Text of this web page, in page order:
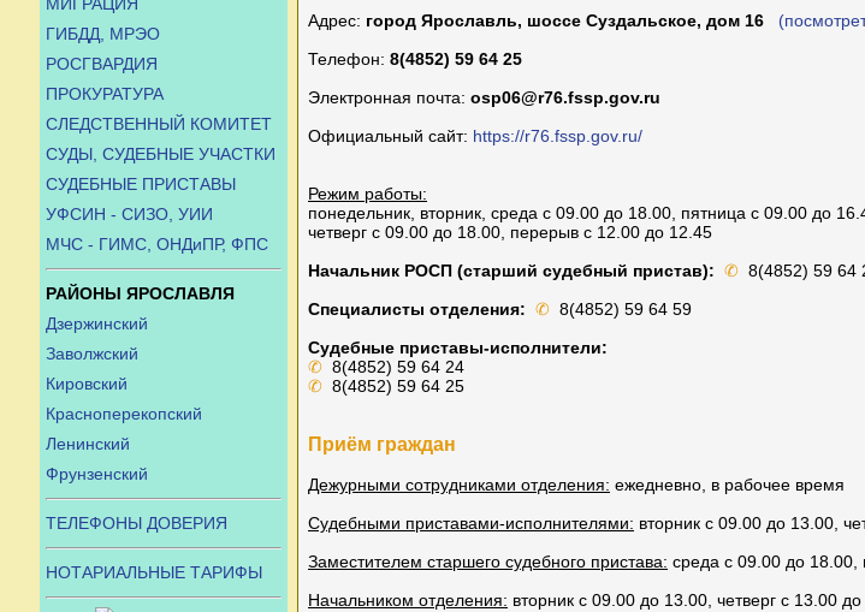
ГИБДД, МРЭО
РОСГВАРДИЯ
ПРОКУРАТУРА
СЛЕДСТВЕННЫЙ КОМИТЕТ
СУДЫ, СУДЕБНЫЕ УЧАСТКИ
СУДЕБНЫЕ ПРИСТАВЫ
УФСИН - СИЗО, УИИ
МЧС - ГИМС, ОНДиПР, ФПС
РАЙОНЫ ЯРОСЛАВЛЯ
Дзержинский
Заволжский
Кировский
Красноперекопский
Ленинский
Фрунзенский
ТЕЛЕФОНЫ ДОВЕРИЯ
НОТАРИАЛЬНЫЕ ТАРИФЫ
Адрес: город Ярославль, шоссе Суздальское, дом 16
Телефон: 8(4852) 59 64 25
Электронная почта: osp06@r76.fssp.gov.ru
Официальный сайт: https://r76.fssp.gov.ru/
Режим работы:
понедельник, вторник, среда с 09.00 до 18.00, пятница с 09.00 до
четверг с 09.00 до 18.00, перерыв с 12.00 до 12.45
Начальник РОСП (старший судебный пристав): ✆ 8(4852) 59 64
Специалисты отделения: ✆ 8(4852) 59 64 59
Судебные приставы-исполнители:
✆ 8(4852) 59 64 24
✆ 8(4852) 59 64 25
Приём граждан
Дежурными сотрудниками отделения: ежедневно, в рабочее время
Судебными приставами-исполнителями: вторник с 09.00 до 13.00,
Заместителем старшего судебного пристава: среда с 09.00 до
Начальником отделения: вторник с 09.00 до 13.00, четверг с 13.00